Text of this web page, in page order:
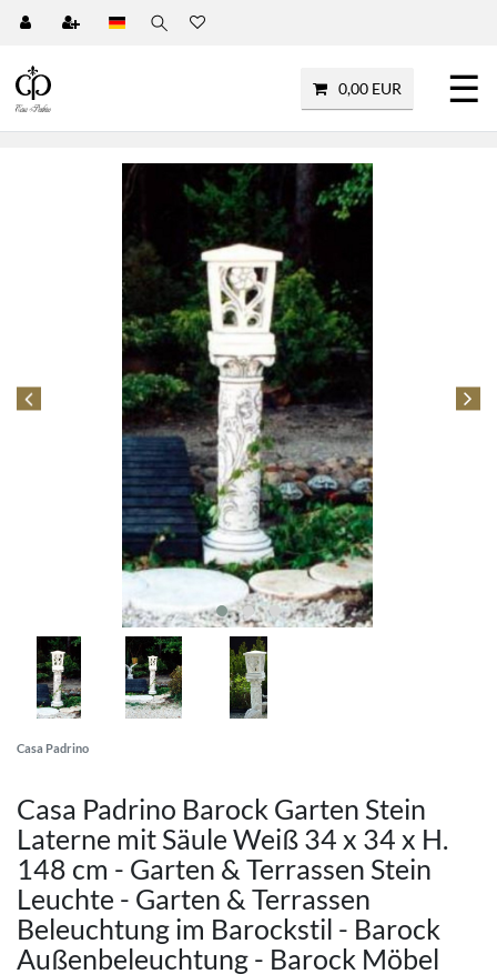
0,00 EUR ☰
Casa Padrino
Casa Padrino Barock Garten Stein
Laterne mit Säule Weiß 34 x 34 x H.
148 cm - Garten & Terrassen Stein
Leuchte - Garten & Terrassen
Beleuchtung im Barockstil - Barock
Außenbeleuchtung - Barock Möbel